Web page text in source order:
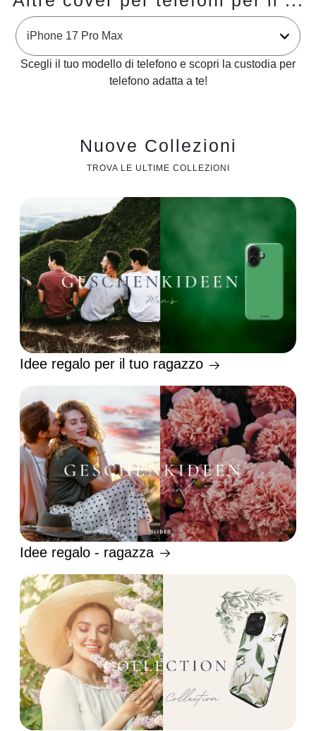
Scegli il tuo modello di telefono e scopri la custodia per
telefono adatta a te!
Nuove Collezioni
TROVA LE ULTIME COLLEZIONI
Idee regalo per il tuo ragazzo
Idee regalo - ragazza